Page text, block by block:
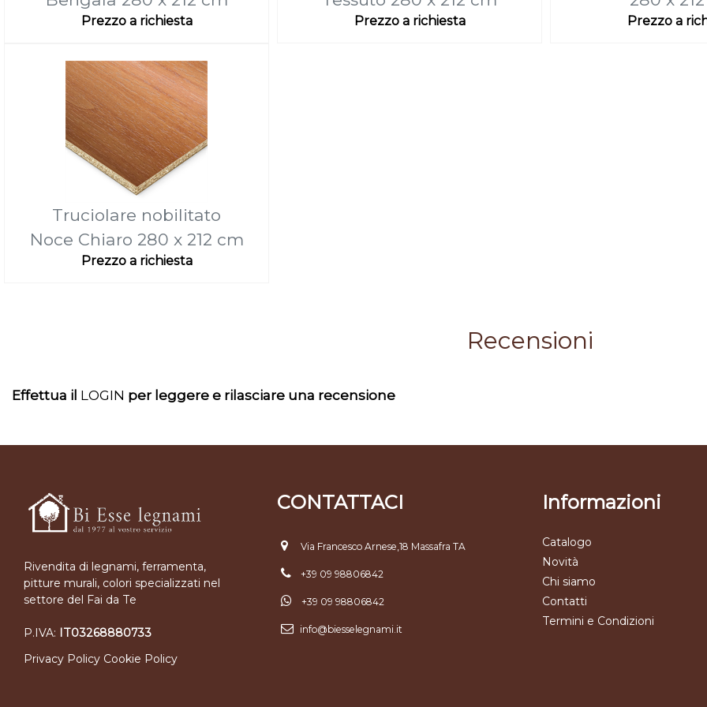
Prezzo a richiesta Prezzo a richiesta Prezzo a
Truciolare nobilitato
Noce Chiaro 280 x 212 cm
Prezzo a richiesta
Recensioni
Effettua il LOGIN per leggere e rilasciare una recensione
Rivendita di legnami, ferramenta,
pitture murali, colori specializzati nel
settore del Fai da Te
P.IVA: IT03268880733
Privacy Policy Cookie Policy
CONTATTACI
Via Francesco Arnese,18 Massafra TA
+39 09 98806842
+39 09 98806842
info@biesselegnami.it
Informazioni
Catalogo
Novità
Chi siamo
Contatti
Termini e Condizioni